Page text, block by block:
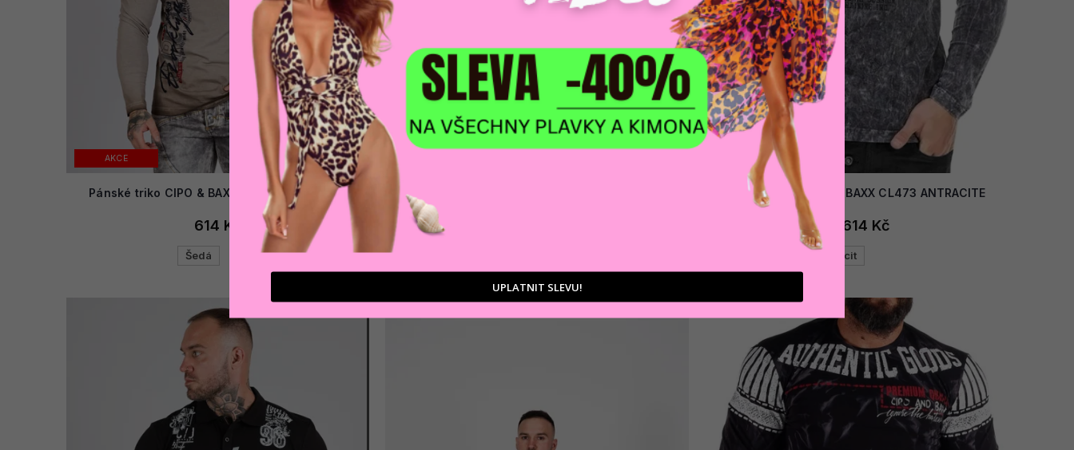
AKCE
Pánské triko CIPO & BAXX CL527 ANTRACITE
614 Kč
Šedá
AKCE
Pánské triko CIPO & BAXX CL473 ANTRACITE
614 Kč
Antracit
UPLATNIT SLEVU!